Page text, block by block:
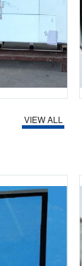
VIEW ALL